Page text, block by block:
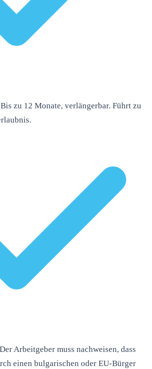
zu 12 Monate, verlängerbar. Führt zu
Arbeitgeber muss nachweisen, dass
einen bulgarischen oder EU-Bürger